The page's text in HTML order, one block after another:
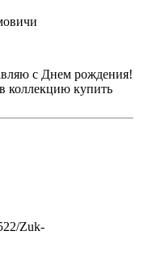
с Днем рождения!
коллекцию купить
Zuk-